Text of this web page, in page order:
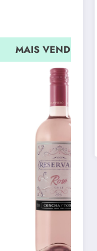
MAIS VENDIDO #3